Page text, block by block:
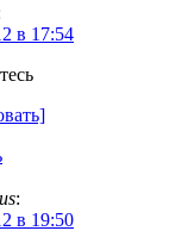
в 17:54
:
в 19:50